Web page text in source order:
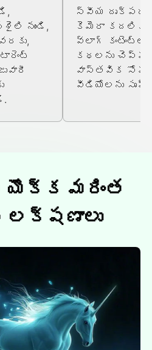
నుండి,
కంటెంట్
స్వీయ
కెమెరా
వ్లాగ్ కంటెంట్లా
కథలను
వాస్తవిక
వీడియోలను
మరింత
లక్షణాలు